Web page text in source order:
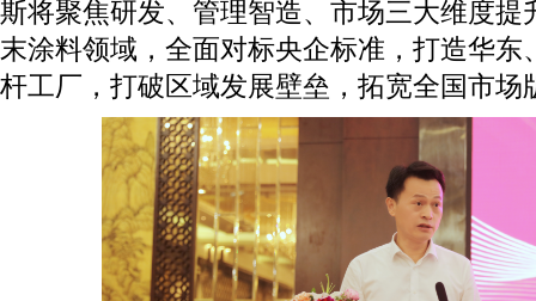
斯将聚焦研发、管理智造、市场三大维度提
末涂料领域，全面对标央企标准，打造华东
杆工厂，打破区域发展壁垒，拓宽全国市场